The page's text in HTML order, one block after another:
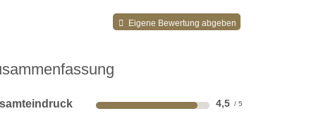
Eigene Bewertung abgeben
4,5